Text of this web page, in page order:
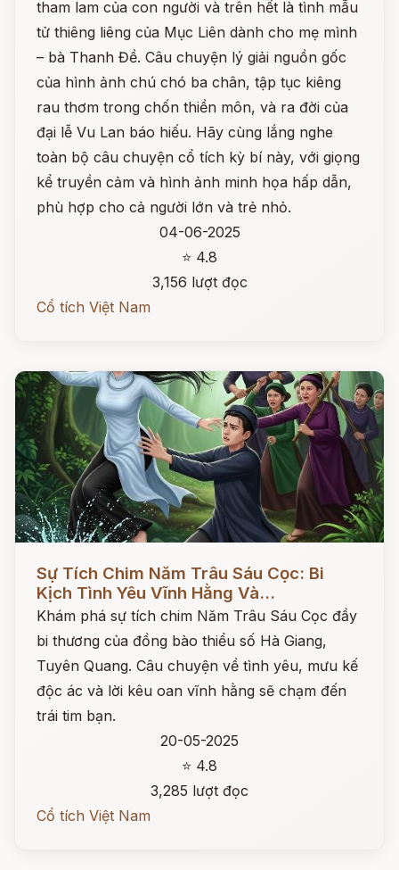
tham lam của con người và trên hết là tình mẫu
tử thiêng liêng của Mục Liên dành cho mẹ mình
– bà Thanh Đề. Câu chuyện lý giải nguồn gốc
của hình ảnh chú chó ba chân, tập tục kiêng
rau thơm trong chốn thiền môn, và ra đời của
đại lễ Vu Lan báo hiếu. Hãy cùng lắng nghe
toàn bộ câu chuyện cổ tích kỳ bí này, với giọng
kể truyền cảm và hình ảnh minh họa hấp dẫn,
phù hợp cho cả người lớn và trẻ nhỏ.
04-06-2025
⭐ 4.8
3,156 lượt đọc
Cổ tích Việt Nam
Sự Tích Chim Năm Trâu Sáu Cọc: Bi
Kịch Tình Yêu Vĩnh Hằng Và...
Khám phá sự tích chim Năm Trâu Sáu Cọc đầy
bi thương của đồng bào thiểu số Hà Giang,
Tuyên Quang. Câu chuyện về tình yêu, mưu kế
độc ác và lời kêu oan vĩnh hằng sẽ chạm đến
trái tim bạn.
20-05-2025
⭐ 4.8
3,285 lượt đọc
Cổ tích Việt Nam